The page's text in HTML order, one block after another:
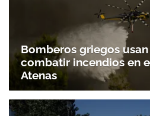
Bomberos griegos
combatir incendios en
Atenas